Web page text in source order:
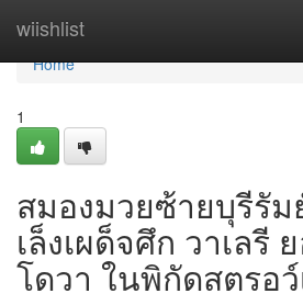
wiishlist
Home
Home
1
สมองมวยซ้ายบุรีรัม
เล็งเผด็จศึก วาเลรี
โดวา ในพิกัดสตรอว์